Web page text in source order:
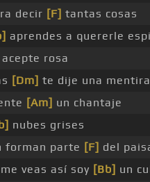
decir [F] tantas cosas
aprendes a quererle
acepte rosa
[Dm] te dije una mentira
[Am] un chantaje
nubes grises
forman parte [F] del
veas así soy [Bb] un